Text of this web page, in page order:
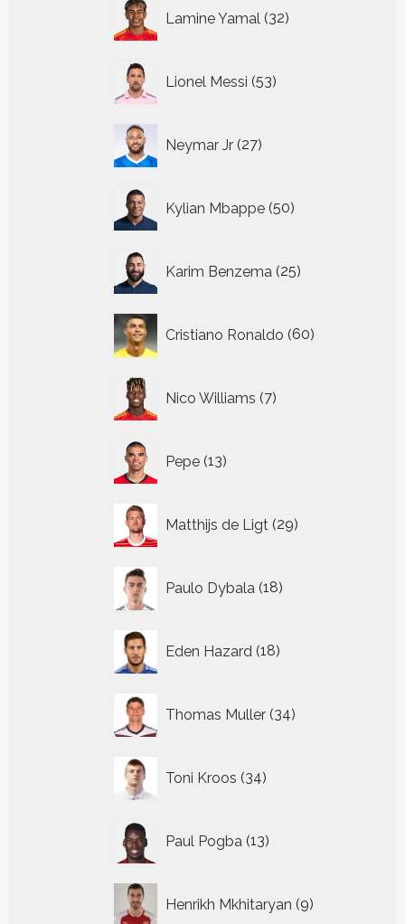
Lamine Yamal 32
producten
Lionel Messi 53
producten
Neymar Jr 27
producten
Kylian Mbappe 50
producten
Karim Benzema 25
producten
Cristiano Ronaldo 60
producten
Nico Williams 7
producten
Pepe 13
producten
Matthijs de Ligt 29
producten
Paulo Dybala 18
producten
Eden Hazard 18
producten
Thomas Muller 34
producten
Toni Kroos 34
producten
Paul Pogba 13
producten
Henrikh Mkhitaryan 9
producten